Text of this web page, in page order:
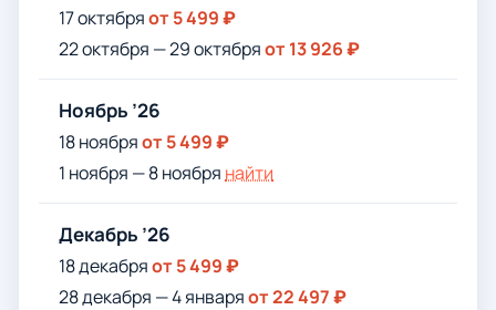
17 октябряот 5 499 ₽
22 октября — 29 октябряот 13 926 ₽
Ноябрь ’26
18 ноябряот 5 499 ₽
1 ноября — 8 ноября найти
Декабрь ’26
18 декабряот 5 499 ₽
28 декабря — 4 январяот 22 497 ₽